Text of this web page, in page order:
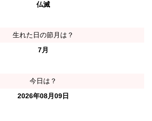
仏滅
生れた日の節月は？
7月
今日は？
2026年08月09日